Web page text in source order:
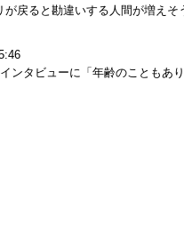
戻ると勘違いする人間が増えそ
ンタビューに「年齢のことも